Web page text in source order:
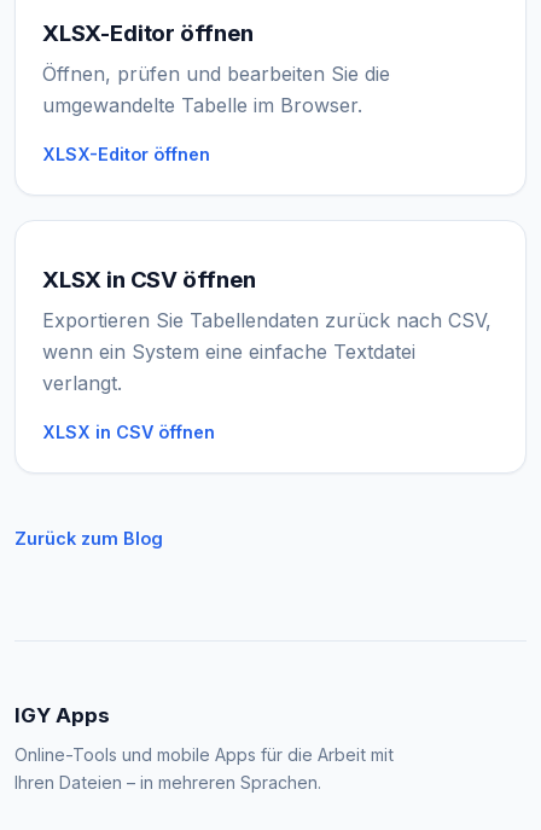
XLSX-Editor öffnen
Öffnen, prüfen und bearbeiten Sie die
umgewandelte Tabelle im Browser.
XLSX-Editor öffnen
XLSX in CSV öffnen
Exportieren Sie Tabellendaten zurück nach CSV,
wenn ein System eine einfache Textdatei
verlangt.
XLSX in CSV öffnen
Zurück zum Blog
IGY Apps
Online-Tools und mobile Apps für die Arbeit mit
Ihren Dateien – in mehreren Sprachen.